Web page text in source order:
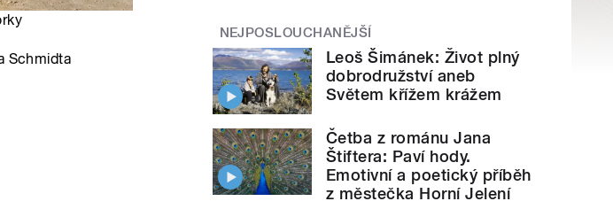
Schmidta
NEJPOSLOUCHANĚJŠÍ
Leoš Šimánek: Život plný
dobrodružství aneb
Světem křížem krážem
Četba z románu Jana
Štiftera: Paví hody.
Emotivní a poetický příběh
z městečka Horní Jelení